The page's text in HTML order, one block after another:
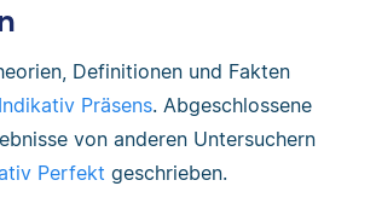
Definitionen und Fakten
Indikativ Präsens. Abgeschlossene
von anderen Untersuchern
Perfekt geschrieben.